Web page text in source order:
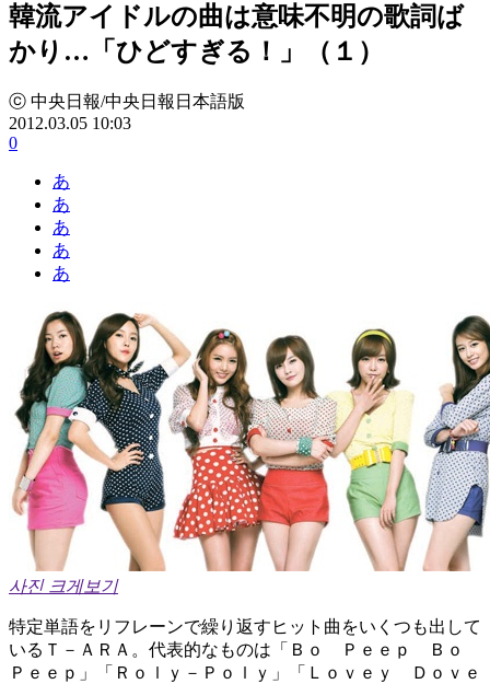
韓流アイドルの曲は意味不明の歌詞ば
かり…「ひどすぎる！」（１）
ⓒ 中央日報/中央日報日本語版
2012.03.05 10:03
0
あ
あ
あ
あ
あ
사진 크게보기
特定単語をリフレーンで繰り返すヒット曲をいくつも出して
いるＴ－ＡＲＡ。代表的なものは「Ｂｏ Ｐｅｅｐ Ｂｏ
Ｐｅｅｐ」「Ｒｏｌｙ－Ｐｏｌｙ」「Ｌｏｖｅｙ Ｄｏｖｅ